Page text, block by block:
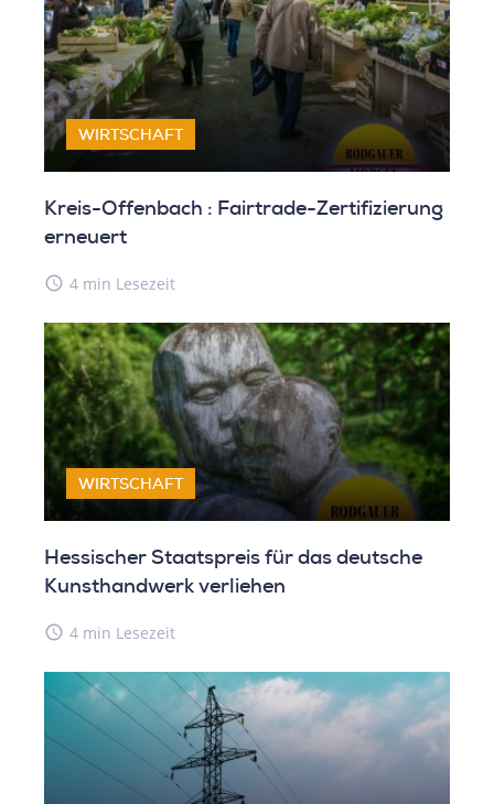
WIRTSCHAFT
Kreis-Offenbach : Fairtrade-Zertifizierung
erneuert
access_time 4 min Lesezeit
WIRTSCHAFT
Hessischer Staatspreis für das deutsche
Kunsthandwerk verliehen
access_time 4 min Lesezeit